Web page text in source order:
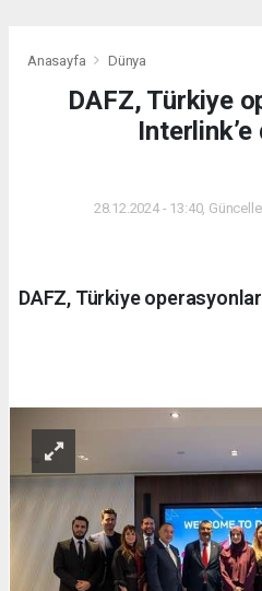
Anasayfa Dünya
DAFZ, Türkiye
28.12.2024 - 13:40,
DAFZ, Türkiye